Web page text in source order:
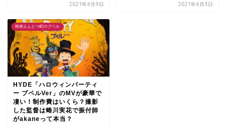
2021年4月9日 2021年4月3日
映画えんとつ町のプペル
HYDE「ハロウィンパーティ
ー プペルVer」のMVが豪華で
凄い！制作費はいくら？撮影
した監督は蜷川実花で振付師
がakaneって本当？